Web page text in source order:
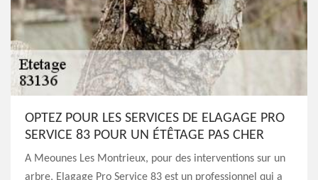
OPTEZ POUR LES SERVICES DE ELAGAGE PRO
SERVICE 83 POUR UN ÉTÊTAGE PAS CHER
A Meounes Les Montrieux, pour des interventions sur un
arbre, Elagage Pro Service 83 est un professionnel qui a